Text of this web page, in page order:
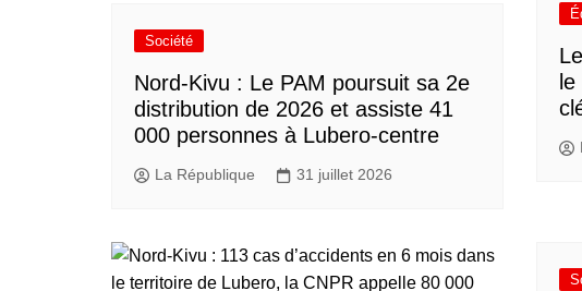
Société
Nord-Kivu : Le PAM poursuit sa 2e
distribution de 2026 et assiste 41
000 personnes à Lubero-centre
La République 31 juillet 2026